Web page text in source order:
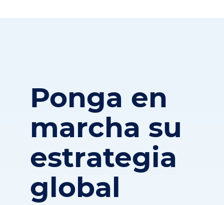
Ponga en
marcha su
estrategia
global